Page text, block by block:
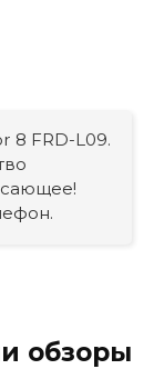
8 FRD-L09.
обзоры